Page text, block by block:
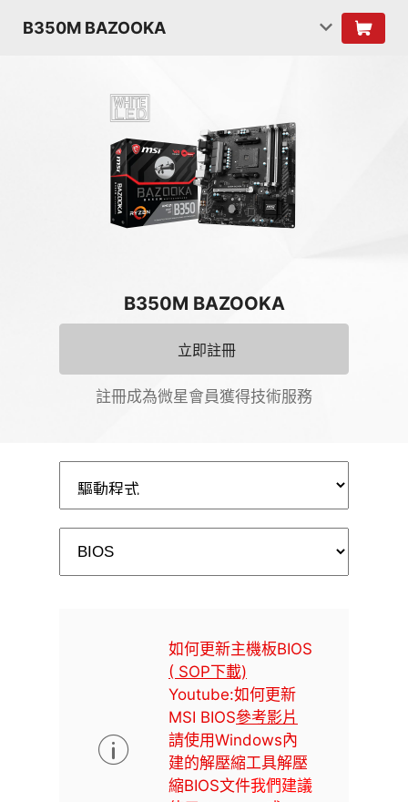
B350M BAZOOKA
B350M BAZOOKA
立即註冊
註冊成為微星會員獲得技術服務
如何更新主機板BIOS
( SOP下載)
Youtube:如何更新
MSI BIOS參考影片
請使用Windows內
建的解壓縮工具解壓
縮BIOS文件我們建議